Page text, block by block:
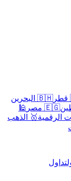
🇧🇭 البحرين
🇪🇬 مصر
🕌
الرقمية🥇 الذهب
تداول